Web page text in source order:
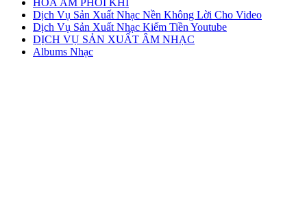
Dịch Vụ Sản Xuất Nhạc Nền Không Lời Cho Video
Dịch Vụ Sản Xuất Nhạc Kiếm Tiền Youtube
DỊCH VỤ SẢN XUẤT ÂM NHẠC
Albums Nhạc